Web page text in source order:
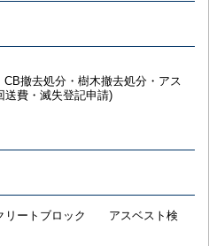
撤去処分・樹木撤去処分・アス
送費・滅失登記申請)
ートブロック アスベスト検